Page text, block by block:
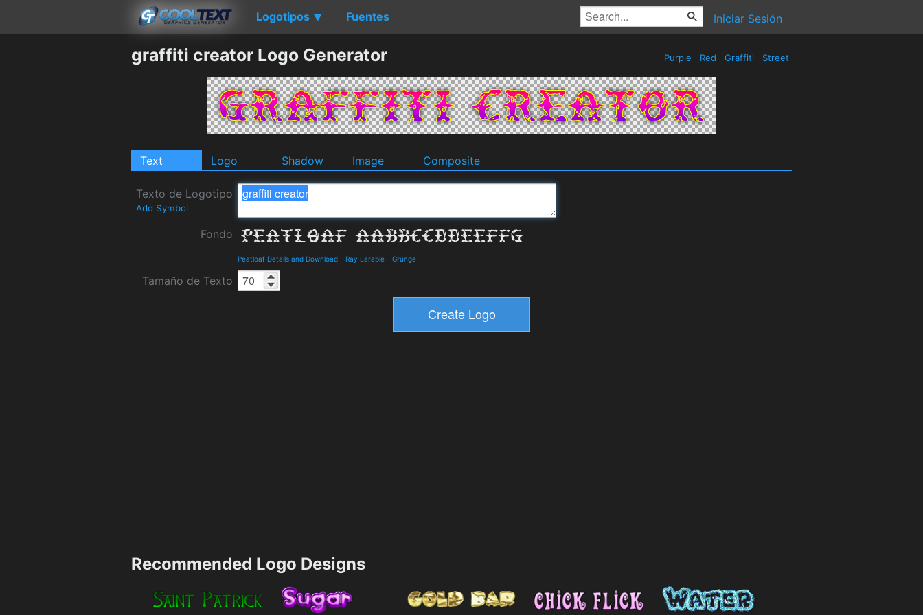
Logotipos ▼ Fuentes Iniciar Sesión
graffiti creator Logo Generator Purple Red Graffiti Street
Text Logo Shadow Image Composite
Texto de Logotipo
Add Symbol
Fondo
Peatloaf Details and Download - Ray Larabie - Grunge
Tamaño de Texto
Recommended Logo Designs